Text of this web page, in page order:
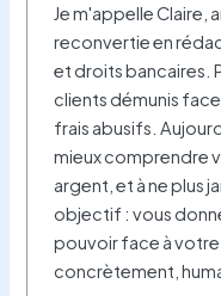
Je m'appelle Claire,
reconvertie en
et droits bancaires.
clients démunis
frais abusifs.
mieux comprendre
argent, et à ne plus
objectif : vous
pouvoir face à
concrètement,